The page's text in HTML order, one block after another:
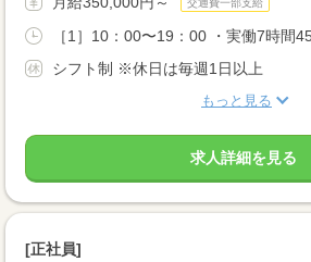
交通費一部支給
［1］10：00〜19：00 ・実働7時間
シフト制 ※休日は毎週1日以上
もっと見る
求人詳細を見る
[正社員]